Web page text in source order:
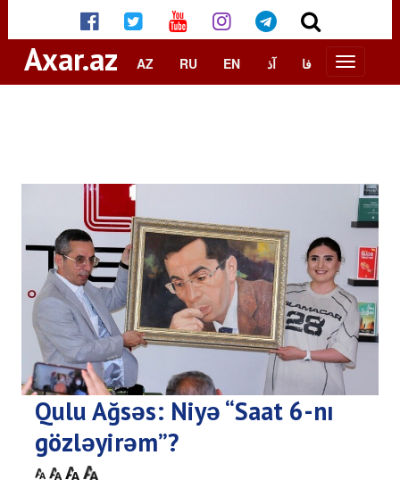
Axar.az AZ RU EN آذ فا
Qulu Ağsəs: Niyə “Saat 6-nı
gözləyirəm”?